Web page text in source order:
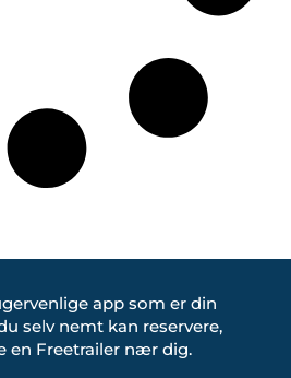
app som er din
selv nemt kan reservere,
en Freetrailer nær dig.